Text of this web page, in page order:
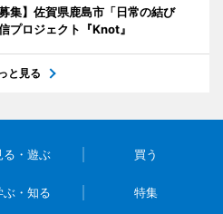
集】佐賀県鹿島市「日常の結び
プロジェクト『Knot』
と見る
る・遊ぶ 買う
ぶ・知る 特集